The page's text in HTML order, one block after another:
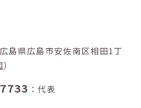
）
：代表